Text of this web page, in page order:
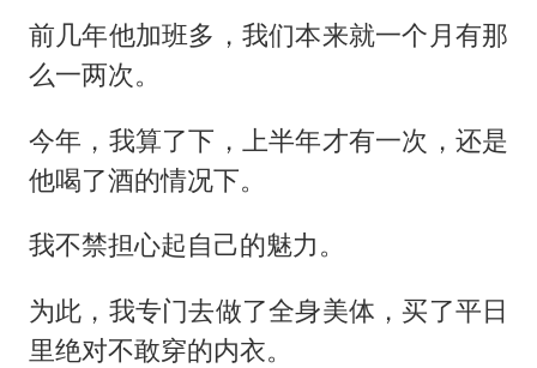
前几年他加班多，我们本来就一个月有那
么一两次。
今年，我算了下，上半年才有一次，还是
他喝了酒的情况下。
我不禁担心起自己的魅力。
为此，我专门去做了全身美体，买了平日
里绝对不敢穿的内衣。